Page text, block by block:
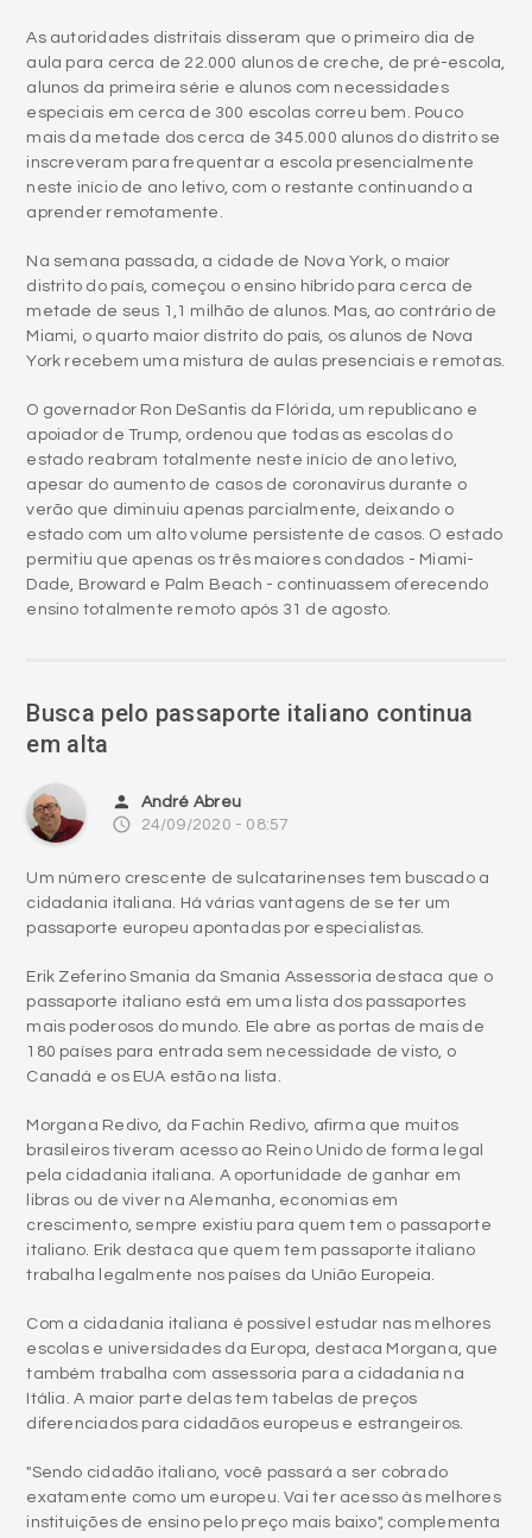
As autoridades distritais disseram que o primeiro dia de
aula para cerca de 22.000 alunos de creche, de pré-escola,
alunos da primeira série e alunos com necessidades
especiais em cerca de 300 escolas correu bem. Pouco
mais da metade dos cerca de 345.000 alunos do distrito se
inscreveram para frequentar a escola presencialmente
neste início de ano letivo, com o restante continuando a
aprender remotamente.
Na semana passada, a cidade de Nova York, o maior
distrito do país, começou o ensino híbrido para cerca de
metade de seus 1,1 milhão de alunos. Mas, ao contrário de
Miami, o quarto maior distrito do país, os alunos de Nova
York recebem uma mistura de aulas presenciais e remotas.
O governador Ron DeSantis da Flórida, um republicano e
apoiador de Trump, ordenou que todas as escolas do
estado reabram totalmente neste início de ano letivo,
apesar do aumento de casos de coronavírus durante o
verão que diminuiu apenas parcialmente, deixando o
estado com um alto volume persistente de casos. O estado
permitiu que apenas os três maiores condados - Miami-
Dade, Broward e Palm Beach - continuassem oferecendo
ensino totalmente remoto após 31 de agosto.
Busca pelo passaporte italiano continua
em alta
person André Abreu
access_time 24/09/2020 - 08:57
Um número crescente de sulcatarinenses tem buscado a
cidadania italiana. Há várias vantagens de se ter um
passaporte europeu apontadas por especialistas.
Erik Zeferino Smania da Smania Assessoria destaca que o
passaporte italiano está em uma lista dos passaportes
mais poderosos do mundo. Ele abre as portas de mais de
180 países para entrada sem necessidade de visto, o
Canadá e os EUA estão na lista.
Morgana Redivo, da Fachin Redivo, afirma que muitos
brasileiros tiveram acesso ao Reino Unido de forma legal
pela cidadania italiana. A oportunidade de ganhar em
libras ou de viver na Alemanha, economias em
crescimento, sempre existiu para quem tem o passaporte
italiano. Erik destaca que quem tem passaporte italiano
trabalha legalmente nos países da União Europeia.
Com a cidadania italiana é possível estudar nas melhores
escolas e universidades da Europa, destaca Morgana, que
também trabalha com assessoria para a cidadania na
Itália. A maior parte delas tem tabelas de preços
diferenciados para cidadãos europeus e estrangeiros.
"Sendo cidadão italiano, você passará a ser cobrado
exatamente como um europeu. Vai ter acesso às melhores
instituições de ensino pelo preço mais baixo", complementa